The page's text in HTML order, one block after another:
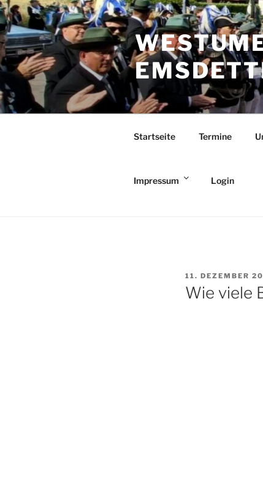
Zum
Inhalt
springen
Startseite Termine
Impressum Login
AM
11. DEZEMBER
Wie viele